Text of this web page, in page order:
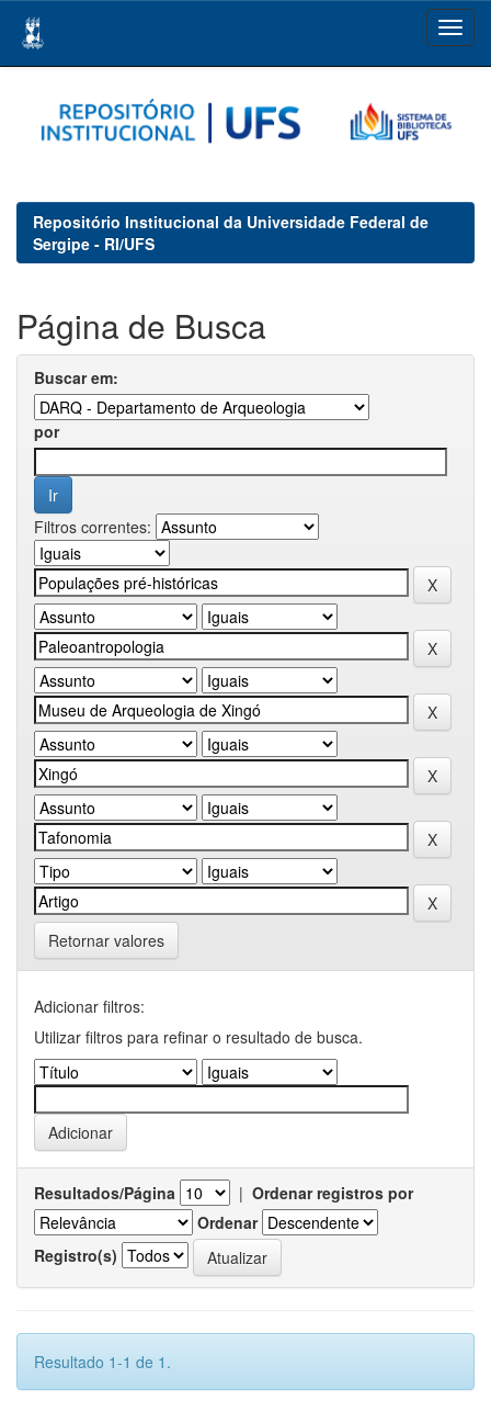
navigation
Repositório Institucional da Universidade Federal de
Sergipe - RI/UFS
Página de Busca
Buscar em:
por
Filtros correntes:
Retornar valores
Adicionar filtros:
Utilizar filtros para refinar o resultado de busca.
Resultados/Página | Ordenar registros por
Ordenar
Registro(s)
Resultado 1-1 de 1.